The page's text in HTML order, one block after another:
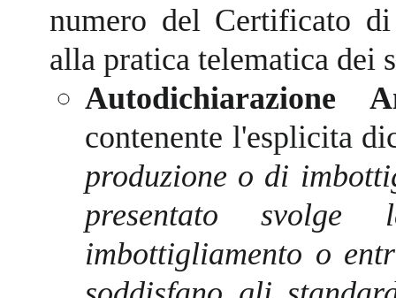
numero del Certificato
alla pratica telematica dei
Autodichiarazione
contenente l'esplicita
produzione o di
presentato
imbottigliamento o